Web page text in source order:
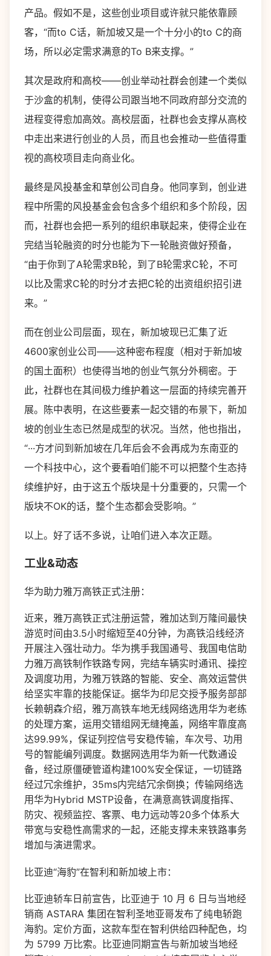
产品。假如不是，这些创业项目或许就只能依靠顾
客，“而to C话，新加坡又是一个十分小的to C的商
场，所以必定需求满意的To B来支撑。”
其次是政府和高校——创业举动社群会创建一个类似
于沙盒的机制，使得公司跟当地不同政府部分交流的
进程变得愈加高效。高校层面，社群也会支撑从高校
中走出来进行创业的人员，而且也会推动一些值得重
视的高校项目走向商业化。
最终是风投基金和草创公司自身。他同享到，创业进
程中所需的风投基金会包含多个组织和多个阶段，因
而，社群也会把一系列的组织串联起来，使得企业在
完结当轮融资的时分也能为下一轮融资做好预备，
“由于你到了A轮需求B轮，到了B轮需求C轮，不可
以比及需求C轮的时分才去把C轮的出资组织招引进
来。”
而在创业公司层面，现在，新加坡现已汇集了近
4600家创业公司——这种密布程度（相对于新加坡
的国土面积）也使得当地的创业气氛分外稠密。于
此，社群也在其间极力维护着这一层面的持续完善开
展。陈中表明，在这些要素一起交错的布景下，新加
坡的创业生态已然是成型的状况。当然，他也指出，
“···方才问到新加坡在几年后会不会再成为东南亚的
一个科技中心，这个要看咱们能不可以把整个生态持
续维护好，由于这五个版块是十分重要的，只需一个
版块不OK的话，整个生态都会受影响。”
以上。好了话不多说，让咱们进入本次正题。
工业&动态
华为助力雅万高铁正式注册：
近来，雅万高铁正式注册运营，雅加达到万隆间最快
游览时间由3.5小时缩短至40分钟，为高铁沿线经济
开展注入强壮动力。华为携手我国通号、我国电信助
力雅万高铁制作铁路专网，完结车辆实时通讯、操控
及调度功用，为雅万铁路的智能、安全、高效运营供
给坚实牢靠的技能保证。据华为印尼交授予服务部部
长赖朝森介绍，雅万高铁车地无线网络选用华为老练
的处理方案，运用交错组网无缝掩盖，网络牢靠度高
达99.99%，保证列控信号安稳传输，车次号、功用
号的智能编列调度。数据网选用华为新一代数通设
备，经过原僵硬管道构建100%安全保证，一切链路
经过冗余维护，35ms内完结冗余倒换；传输网络选
用华为Hybrid MSTP设备，在满意高铁调度指挥、
防灾、视频监控、客票、电力远动等20多个体系大
带宽与安稳性高需求的一起，还能支撑未来铁路事务
增加与演进需求。
比亚迪“海豹”在智利和新加坡上市：
比亚迪轿车日前宣告，比亚迪于 10 月 6 日与当地经
销商 ASTARA 集团在智利圣地亚哥发布了纯电轿跑
海豹。定价方面，这款车型在智利供给四种配色，均
为 5799 万比索。比亚迪同期宣告与新加坡当地经